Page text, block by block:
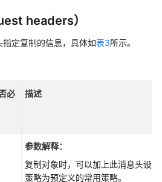
headers）
定复制的信息，具体如表3所示。
必
描述
参数解释：
复制对象时，可以加上此消息头设
策略为预定义的常用策略。